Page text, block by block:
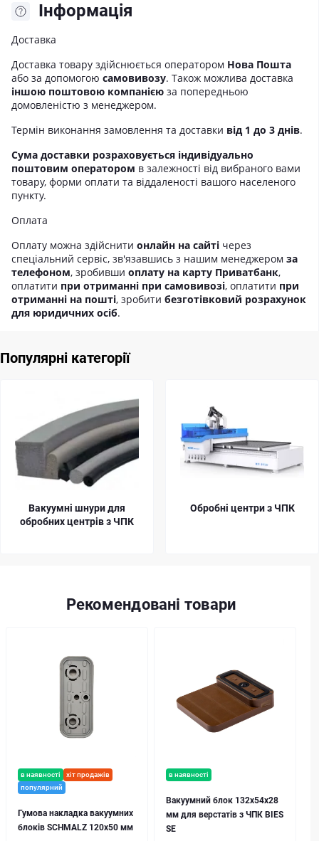
Iнформація
Доставка
Доставка товару здійснюється оператором Нова Пошта
або за допомогою самовивозу. Також можлива доставка
іншою поштовою компанією за попередньою
домовленістю з менеджером.
Термін виконання замовлення та доставки від 1 до 3 днів.
Сума доставки розраховується індивідуально
поштовим оператором в залежності від вибраного вами
товару, форми оплати та віддаленості вашого населеного
пункту.
Оплата
Оплату можна здійснити онлайн на сайті через
спеціальний сервіс, зв'язавшись з нашим менеджером за
телефоном, зробивши оплату на карту Приватбанк,
оплатити при отриманні при самовивозі, оплатити при
отриманні на пошті, зробити безготівковий розрахунок
для юридичних осіб.
Популярні категорії
Вакуумні шнури для
обробних центрів з ЧПК
Обробні центри з ЧПК
Рекомендовані товари
в наявності
хіт продажів
популярний
Гумова накладка вакуумних
блоків SCHMALZ 120х50 мм
в наявності
Вакуумний блок 132x54x28
мм для верстатів з ЧПК BIES
SE